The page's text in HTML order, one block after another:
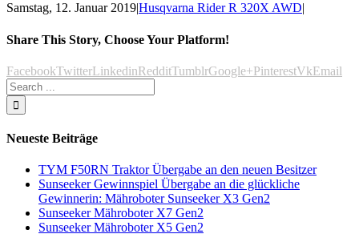
Samstag, 12. Januar 2019|Husqvarna Rider R 320X AWD|
Share This Story, Choose Your Platform!
FacebookTwitterLinkedinRedditTumblrGoogle+PinterestVkEmail
Neueste Beiträge
TYM F50RN Traktor Übergabe an den neuen Besitzer
Sunseeker Gewinnspiel Übergabe an die glückliche
Gewinnerin: Mähroboter Sunseeker X3 Gen2
Sunseeker Mähroboter X7 Gen2
Sunseeker Mähroboter X5 Gen2